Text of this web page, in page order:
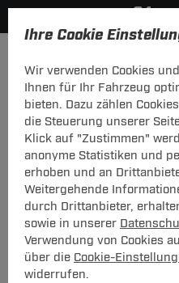
Ihre Cookie
Wir verwenden Cookies
Ihnen für Ihr Fahrzeug
bieten. Dazu zählen
die Steuerung unserer
Klick auf "Zustimmen"
anonyme Statistiken und
erhoben und an
Weitergehende
durch Drittanbieter,
sowie in unserer
Verwendung von Cookies
über die Cookie-
widerrufen.
PKW-
Die folgende Auflistung
Umgebung und ermöglicht
Urlaubserlebnis.
1
Hersteller